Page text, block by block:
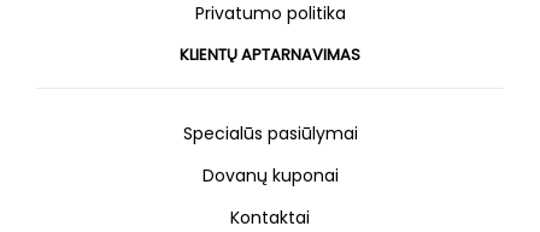
Privatumo politika
KLIENTŲ APTARNAVIMAS
Specialūs pasiūlymai
Dovanų kuponai
Kontaktai